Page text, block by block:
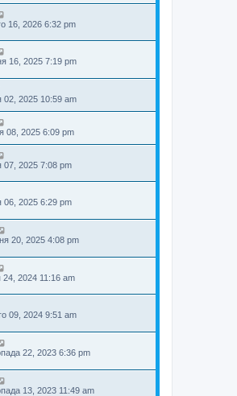
16, 2026 6:32 pm
16, 2025 7:19 pm
02, 2025 10:59 am
08, 2025 6:09 pm
07, 2025 7:08 pm
06, 2025 6:29 pm
20, 2025 4:08 pm
24, 2024 11:16 am
09, 2024 9:51 am
22, 2023 6:36 pm
13, 2023 11:49 am